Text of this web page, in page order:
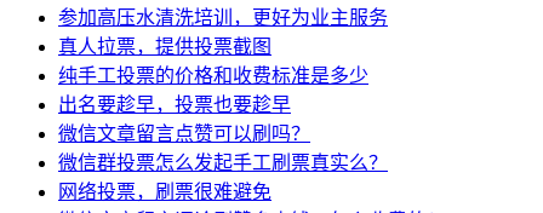
参加高压水清洗培训，更好为业主服务
真人拉票，提供投票截图
纯手工投票的价格和收费标准是多少
出名要趁早，投票也要趁早
微信文章留言点赞可以刷吗？
微信群投票怎么发起手工刷票真实么？
网络投票，刷票很难避免